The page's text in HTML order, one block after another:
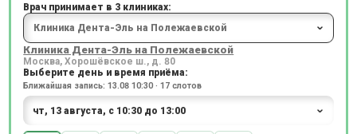
Врач принимает в 3 клиниках:
Клиника Дента-Эль на Полежаевской
Москва, Хорошёвское ш., д. 80
Выберите день и время приёма:
Ближайшая запись: 13.08 10:30 · 17 слотов